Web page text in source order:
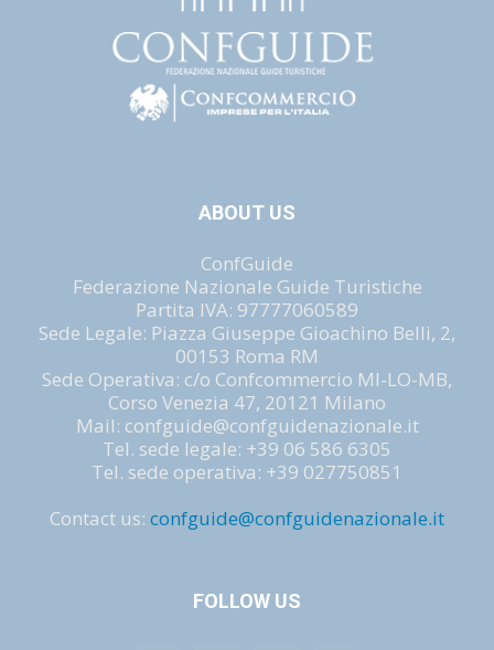
ABOUT US
ConfGuide
Federazione Nazionale Guide Turistiche
Partita IVA: 97777060589
Sede Legale: Piazza Giuseppe Gioachino Belli, 2,
00153 Roma RM
Sede Operativa: c/o Confcommercio MI-LO-MB,
Corso Venezia 47, 20121 Milano
Mail: confguide@confguidenazionale.it
Tel. sede legale: +39 06 586 6305
Tel. sede operativa: +39 027750851
Contact us: confguide@confguidenazionale.it
FOLLOW US